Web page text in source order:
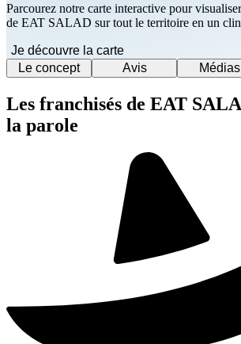
Parcourez notre carte interactive pour
de EAT SALAD sur tout le territoire en un
Je découvre la carte
Le concept
Avis Médias
Les franchisés de EAT
la parole